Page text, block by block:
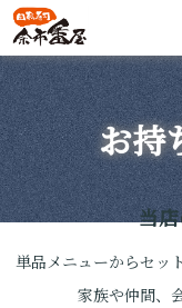
お持
当
単品メニューからセッ
家族や仲間、